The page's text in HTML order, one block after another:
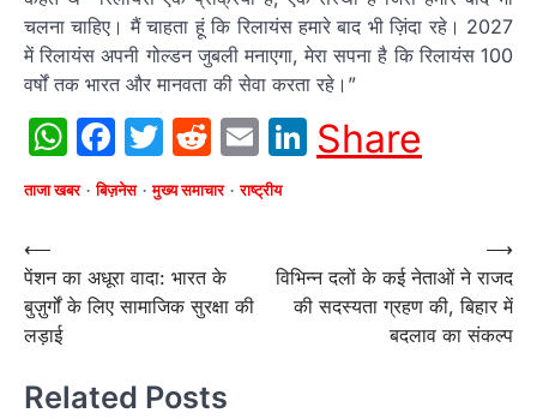
चलना चाहिए। मैं चाहता हूं कि रिलायंस हमारे बाद भी ज़िंदा रहे। 2027
में रिलायंस अपनी गोल्डन जुबली मनाएगा, मेरा सपना है कि रिलायंस 100
वर्षों तक भारत और मानवता की सेवा करता रहे।”
WhatsApp
Facebook
Twitter
Reddit
EmailLinkedIn
Share
ताजा खबर बिज़नेस मुख्य समाचार राष्ट्रीय
Post
navigation
⟵
पेंशन का अधूरा वादा: भारत के
बुज़ुर्गों के लिए सामाजिक सुरक्षा की
लड़ाई
विभिन्न दलों के कई नेताओं ने राजद
की सदस्यता ग्रहण की, बिहार में
बदलाव का संकल्प
⟶
Related Posts